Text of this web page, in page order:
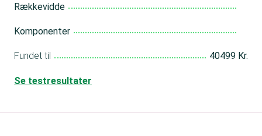
Rækkevidde
Komponenter
Fundet til 40499 Kr.
Se testresultater